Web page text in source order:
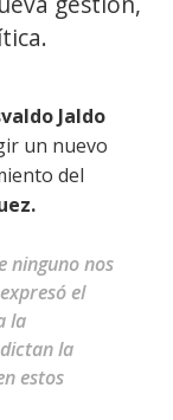
Jaldo
un nuevo
del
ninguno nos
el
la
la
estos